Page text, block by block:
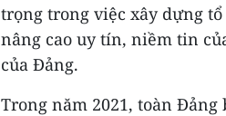
trọng trong việc xây dựng
nâng cao uy tín, niềm tin
của Đảng.
Trong năm 2021, toàn